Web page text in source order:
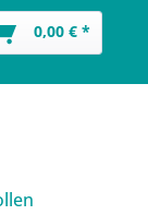
0,00 € *